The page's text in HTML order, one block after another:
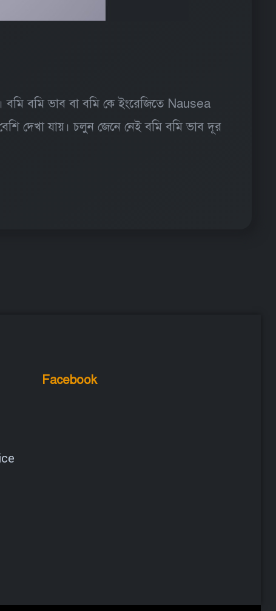
বমি ভাব বা বমি কে ইংরেজিতে Nausea
দেখা যায়। চলুন জেনে নেই বমি বমি ভাব দূর
Facebook